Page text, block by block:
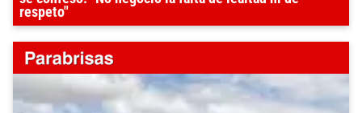
respeto"